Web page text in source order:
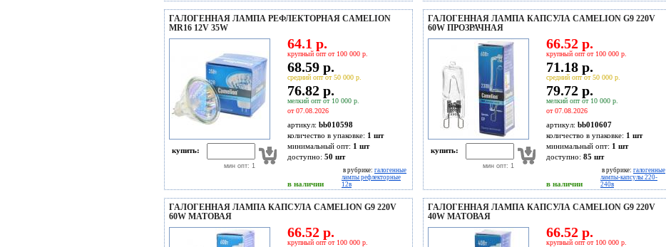
ГАЛОГЕННАЯ ЛАМПА РЕФЛЕКТОРНАЯ CAMELION
MR16 12V 35W
купить:
мин опт: 1
64.1 р.
крупный опт от 100 000 р.
68.59 р.
средний опт от 50 000 р.
76.82 р.
мелкий опт от 10 000 р.
от 07.08.2026
артикул: bb010598
количество в упаковке: 1 шт
минимальный опт: 1 шт
доступно: 50 шт
в наличии
в рубрике: галогенные
лампы рефлекторные
12в
ГАЛОГЕННАЯ ЛАМПА КАПСУЛА CAMELION G9 220V
60W ПРОЗРАЧНАЯ
купить:
мин опт: 1
66.52 р.
крупный опт от 100 000 р.
71.18 р.
средний опт от 50 000 р.
79.72 р.
мелкий опт от 10 000 р.
от 07.08.2026
артикул: bb010607
количество в упаковке: 1 шт
минимальный опт: 1 шт
доступно: 85 шт
в наличии
в рубрике: галогенные
лампы-капсулы 220-
240в
ГАЛОГЕННАЯ ЛАМПА КАПСУЛА CAMELION G9 220V
60W МАТОВАЯ
66.52 р.
крупный опт от 100 000 р.
ГАЛОГЕННАЯ ЛАМПА КАПСУЛА CAMELION G9 220V
40W МАТОВАЯ
66.52 р.
крупный опт от 100 000 р.